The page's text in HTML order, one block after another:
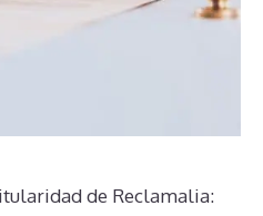
de Reclamalia: